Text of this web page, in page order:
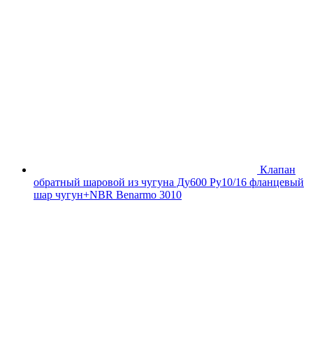
Клапан
обратный шаровой из чугуна Ду600 Ру10/16 фланцевый
шар чугун+NBR Benarmo 3010